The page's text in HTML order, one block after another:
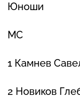
Юноши
МС
1 Камнев
2 Новиков